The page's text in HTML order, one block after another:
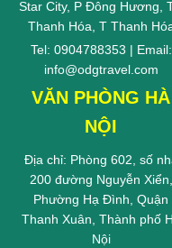
Star City, P Đông Hương,
Thanh Hóa, T Thanh
Tel: 0904788353 | Email:
info@odgtravel.com
VĂN PHÒNG HÀ
NỘI
Địa chỉ: Phòng 602, số
200 đường Nguyễn Xiển,
Phường Hạ Đình, Quận
Thanh Xuân, Thành phố
Nội